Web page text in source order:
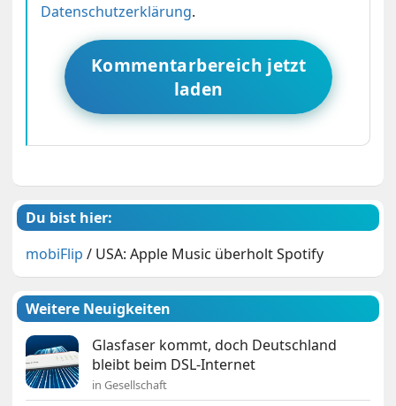
Datenschutzerklärung.
Kommentarbereich jetzt
laden
Du bist hier:
mobiFlip / USA: Apple Music überholt Spotify
Weitere Neuigkeiten
Glasfaser kommt, doch Deutschland
bleibt beim DSL-Internet
in Gesellschaft